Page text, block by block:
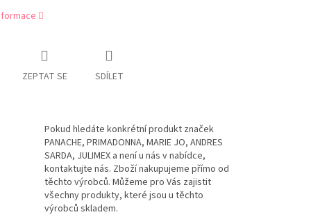
ZEPTAT SE SDÍLET
Pokud hledáte konkrétní produkt značek
PANACHE, PRIMADONNA, MARIE JO, ANDRES
SARDA, JULIMEX a není u nás v nabídce,
kontaktujte nás. Zboží nakupujeme přímo od
těchto výrobců. Můžeme pro Vás zajistit
všechny produkty, které jsou u těchto
výrobců skladem.